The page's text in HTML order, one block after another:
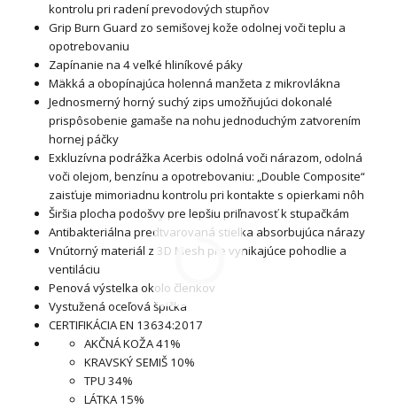
kontrolu pri radení prevodových stupňov
Grip Burn Guard zo semišovej kože odolnej voči teplu a
opotrebovaniu
Zapínanie na 4 veľké hliníkové páky
Mäkká a obopínajúca holenná manžeta z mikrovlákna
Jednosmerný horný suchý zips umožňujúci dokonalé
prispôsobenie gamaše na nohu jednoduchým zatvorením
hornej páčky
Exkluzívna podrážka Acerbis odolná voči nárazom, odolná
voči olejom, benzínu a opotrebovaniu: „Double Composite“
zaisťuje mimoriadnu kontrolu pri kontakte s opierkami nôh
Širšia plocha podošvy pre lepšiu priľnavosť k stupačkám
Antibakteriálna predtvarovaná stielka absorbujúca nárazy
Vnútorný materiál z 3D Mesh pre vynikajúce pohodlie a
ventiláciu
Penová výstelka okolo členkov
Vystužená oceľová špička
CERTIFIKÁCIA EN 13634:2017
AKČNÁ KOŽA 41%
KRAVSKÝ SEMIŠ 10%
TPU 34%
LÁTKA 15%